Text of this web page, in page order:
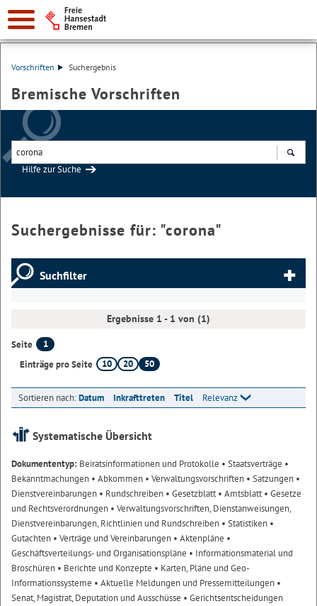
Vorschriften Suchergebnis
Bremische Vorschriften
Hilfe zur Suche
Suchergebnisse für: "corona"
Suchfilter
Ergebnisse 1 - 1 von (1)
Seite
1
Einträge pro Seite
10 20 50
Sortieren nach:Datum Inkrafttreten Titel Relevanz
Systematische Übersicht
Dokumententyp: Beiratsinformationen und Protokolle • Staatsverträge •
Bekanntmachungen • Abkommen • Verwaltungsvorschriften • Satzungen •
Dienstvereinbarungen • Rundschreiben • Gesetzblatt• Amtsblatt• Gesetze
und Rechtsverordnungen • Verwaltungsvorschriften, Dienstanweisungen,
Dienstvereinbarungen, Richtlinien und Rundschreiben • Statistiken •
Gutachten • Verträge und Vereinbarungen • Aktenpläne •
Geschäftsverteilungs- und Organisationspläne • Informationsmaterial und
Broschüren • Berichte und Konzepte • Karten, Pläne und Geo-
Informationssysteme • Aktuelle Meldungen und Pressemitteilungen •
Senat, Magistrat, Deputation und Ausschüsse • Gerichtsentscheidungen